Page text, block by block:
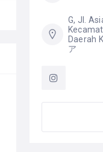
G, Jl.
Daerah
ア